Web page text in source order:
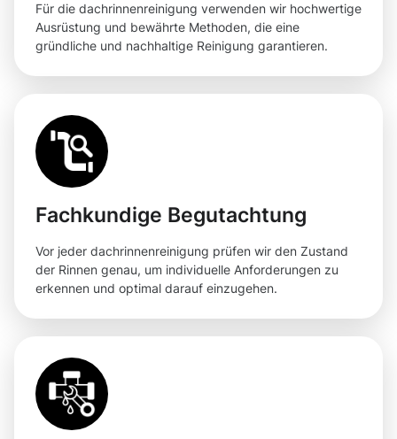
Für die dachrinnenreinigung verwenden wir hochwertige
Ausrüstung und bewährte Methoden, die eine
gründliche und nachhaltige Reinigung garantieren.
Fachkundige Begutachtung
Vor jeder dachrinnenreinigung prüfen wir den Zustand
der Rinnen genau, um individuelle Anforderungen zu
erkennen und optimal darauf einzugehen.